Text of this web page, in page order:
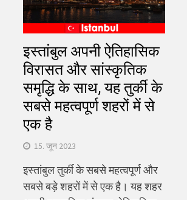
इस्तांबुल अपनी ऐतिहासिक
विरासत और सांस्कृतिक
समृद्धि के साथ, यह तुर्की के
सबसे महत्वपूर्ण शहरों में से
एक है
15. जून 2023
इस्तांबुल तुर्की के सबसे महत्वपूर्ण और
सबसे बड़े शहरों में से एक है। यह शहर